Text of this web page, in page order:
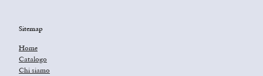
Sitemap
Home
Catalogo
Chi siamo